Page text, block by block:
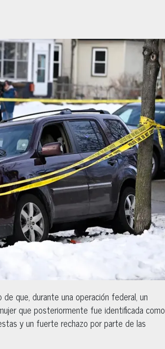
que, durante una operación federal, un
que posteriormente fue identificada como
y un fuerte rechazo por parte de las